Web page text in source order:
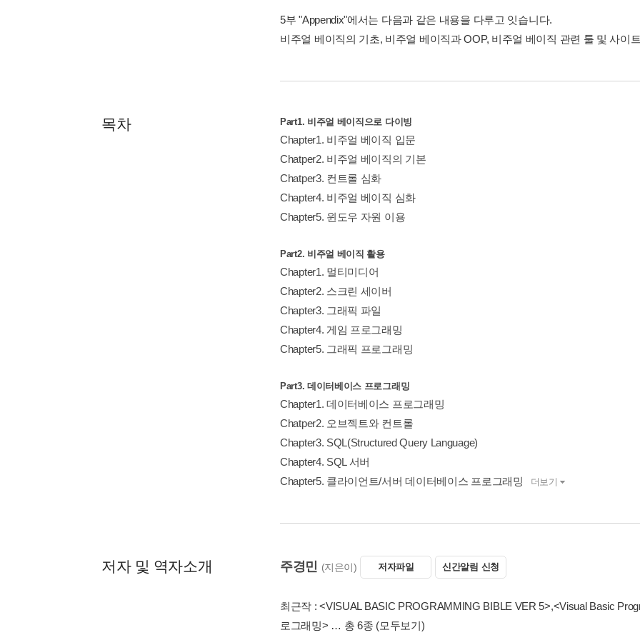
5부 "Appendix"에서는 다음과 같은 내용을 다루고 잇습니다.
비주얼 베이직의 기초, 비주얼 베이직과 OOP, 비주얼 베이직 관련 툴 및 사이
목차 Part1. 비주얼 베이직으로 다이빙
Chapter1. 비주얼 베이직 입문
Chatper2. 비주얼 베이직의 기본
Chatper3. 컨트롤 심화
Chapter4. 비주얼 베이직 심화
Chapter5. 윈도우 자원 이용
Part2. 비주얼 베이직 활용
Chapter1. 멀티미디어
Chapter2. 스크린 세이버
Chapter3. 그래픽 파일
Chapter4. 게임 프로그래밍
Chapter5. 그래픽 프로그래밍
Part3. 데이터베이스 프로그래밍
Chapter1. 데이터베이스 프로그래밍
Chatper2. 오브젝트와 컨트롤
Chapter3. SQL(Structured Query Language)
Chapter4. SQL 서버
Chapter5. 클라이언트/서버 데이터베이스 프로그래밍
더보기
저자 및 역자소개 주경민 (지은이) 저자파일 신간알림 신청
최근작 :<VISUAL BASIC PROGRAMMING BIBLE VER 5>,<Visual Basic
로그래밍> … 총 6종 (모두보기)